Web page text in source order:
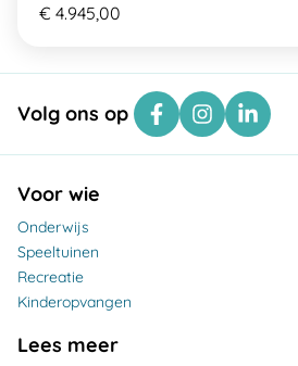
€ 4.945,00
Volg ons op
Voor wie
Onderwijs
Speeltuinen
Recreatie
Kinderopvangen
Lees meer